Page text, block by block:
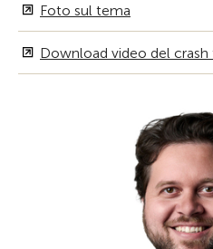
Foto sul tema
Download video del crash